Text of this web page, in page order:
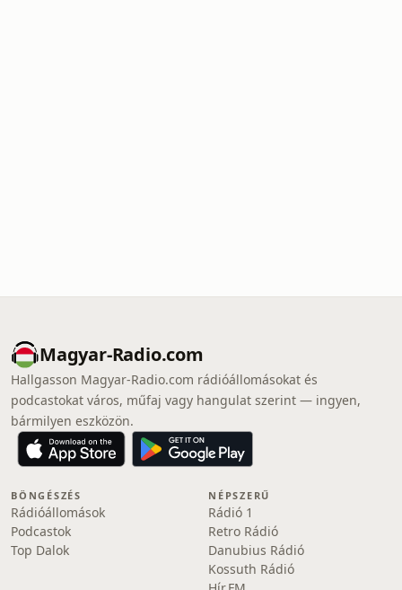
Magyar-Radio.com
Hallgasson Magyar-Radio.com rádióállomásokat és
podcastokat város, műfaj vagy hangulat szerint — ingyen,
bármilyen eszközön.
BÖNGÉSZÉS
Rádióállomások
Podcastok
Top Dalok
NÉPSZERŰ
Rádió 1
Retro Rádió
Danubius Rádió
Kossuth Rádió